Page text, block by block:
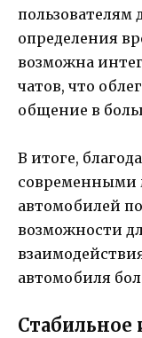
пользователям
определения
возможна
чатов, что
общение в
В итоге,
современными
автомобилей
возможности
автомобиля
Стабильное